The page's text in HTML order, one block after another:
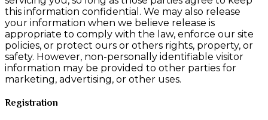
this information confidential. We may also release
your information when we believe release is
appropriate to comply with the law, enforce our site
policies, or protect ours or others rights, property, or
safety. However, non-personally identifiable visitor
information may be provided to other parties for
marketing, advertising, or other uses.
Registration